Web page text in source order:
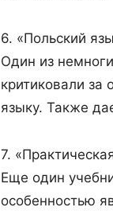
6. «Польский
Один из
критиковали за
языку. Также
7.
Еще один
особенностью